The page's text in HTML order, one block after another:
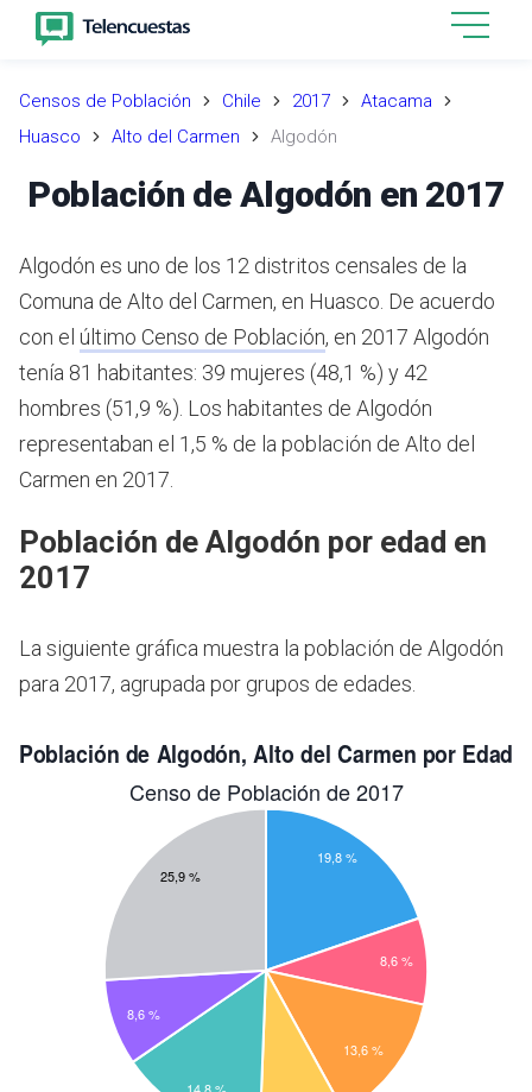
Censos de Población Chile 2017
Atacama
Huasco
Alto del Carmen Algodón
Población de Algodón en 2017
Algodón es uno de los 12 distritos censales de la
Comuna de Alto del Carmen, en Huasco. De acuerdo
con el último Censo de Población, en 2017 Algodón
tenía 81 habitantes: 39 mujeres (48,1 %) y 42
hombres (51,9 %). Los habitantes de Algodón
representaban el 1,5 % de la población de Alto del
Carmen en 2017.
Población de Algodón por edad en
2017
La siguiente gráfica muestra la población de Algodón
para 2017, agrupada por grupos de edades.